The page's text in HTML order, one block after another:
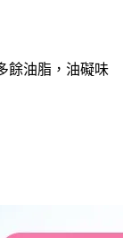
餘油脂，油礙味